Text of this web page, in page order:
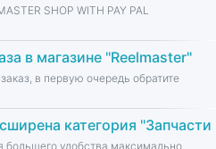
SHOP WITH PAY PAL
в магазине ''Reelmaster''
в первую очередь обратите
категория ''Запчасти
большего удобства максимально